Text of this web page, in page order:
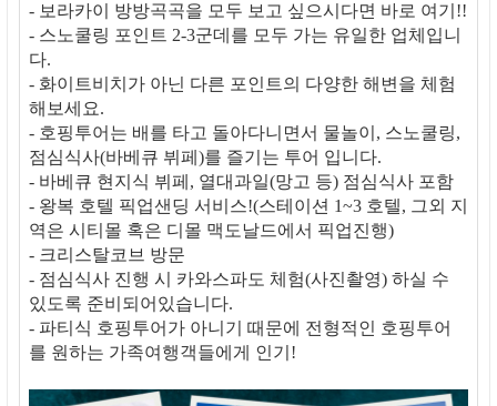
- 보라카이 방방곡곡을 모두 보고 싶으시다면 바로 여기!!
- 스노쿨링 포인트 2-3군데를 모두 가는 유일한 업체입니
다.
- 화이트비치가 아닌 다른 포인트의 다양한 해변을 체험
해보세요.
- 호핑투어는 배를 타고 돌아다니면서 물놀이, 스노쿨링,
점심식사(바베큐 뷔페)를 즐기는 투어 입니다.
- 바베큐 현지식 뷔페, 열대과일(망고 등) 점심식사 포함
- 왕복 호텔 픽업샌딩 서비스!(스테이션 1~3 호텔, 그외 지
역은 시티몰 혹은 디몰 맥도날드에서 픽업진행)
- 크리스탈코브 방문
- 점심식사 진행 시 카와스파도 체험(사진촬영) 하실 수
있도록 준비되어있습니다.
- 파티식 호핑투어가 아니기 때문에 전형적인 호핑투어
를 원하는 가족여행객들에게 인기!